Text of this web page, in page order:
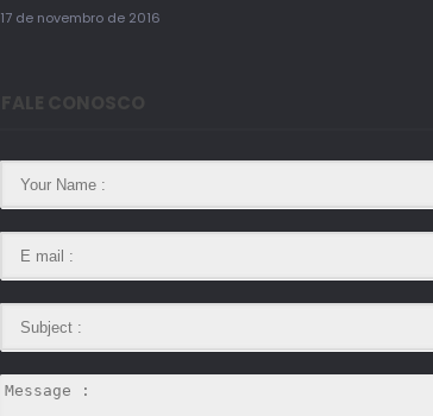
17 de novembro de 2016